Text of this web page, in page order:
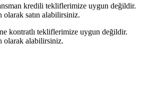
kredili tekliflerimize uygun değildir.
olarak satın alabilirsiniz.
kontratlı tekliflerimize uygun değildir.
olarak alabilirsiniz.